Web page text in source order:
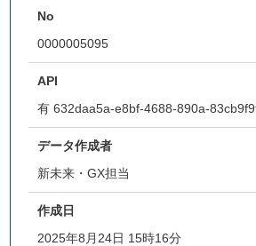
No
0000005095
API
有 632daa5a-e8bf-4688-890a-
データ作成者
新未来・GX担当
作成日
2025年8月24日 15時16分